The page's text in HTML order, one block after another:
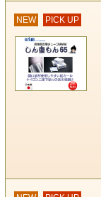
NEW PICK UP